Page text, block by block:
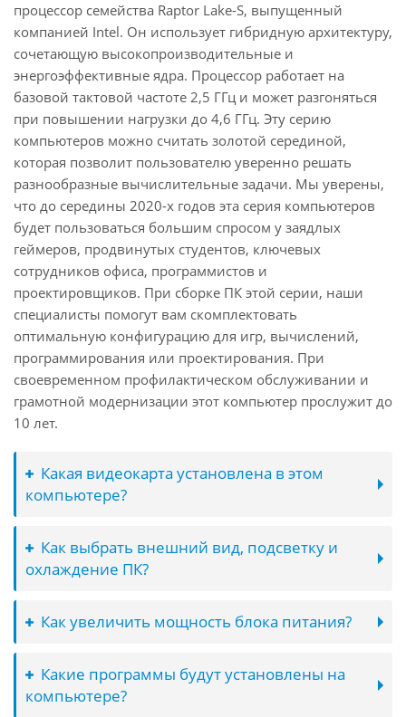
процессор семейства Raptor Lake-S, выпущенный
компанией Intel. Он использует гибридную архитектуру,
сочетающую высокопроизводительные и
энергоэффективные ядра. Процессор работает на
базовой тактовой частоте 2,5 ГГц и может разгоняться
при повышении нагрузки до 4,6 ГГц. Эту серию
компьютеров можно считать золотой серединой,
которая позволит пользователю уверенно решать
разнообразные вычислительные задачи. Мы уверены,
что до середины 2020-х годов эта серия компьютеров
будет пользоваться большим спросом у заядлых
геймеров, продвинутых студентов, ключевых
сотрудников офиса, программистов и
проектировщиков. При сборке ПК этой серии, наши
специалисты помогут вам скомплектовать
оптимальную конфигурацию для игр, вычислений,
программирования или проектирования. При
своевременном профилактическом обслуживании и
грамотной модернизации этот компьютер прослужит до
10 лет.
Какая видеокарта установлена в этом
компьютере?
Как выбрать внешний вид, подсветку и
охлаждение ПК?
Как увеличить мощность блока питания?
Какие программы будут установлены на
компьютере?